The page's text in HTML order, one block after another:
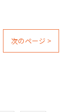
次のページ >